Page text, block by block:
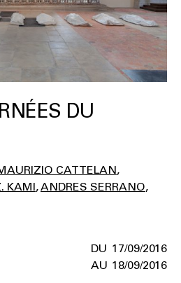
DU
CATTELAN
KAMI ANDRES SERRANO
17/09/2016
18/09/2016